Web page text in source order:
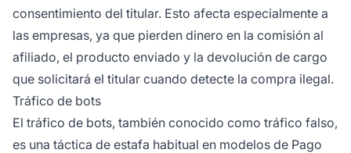
consentimiento del titular. Esto afecta especialmente a
las empresas, ya que pierden dinero en la comisión al
afiliado, el producto enviado y la devolución de cargo
que solicitará el titular cuando detecte la compra ilegal.
Tráfico de bots
El tráfico de bots, también conocido como tráfico falso,
es una táctica de estafa habitual en modelos de Pago